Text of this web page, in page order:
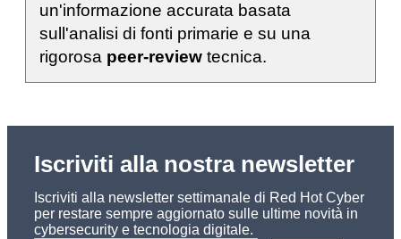
un'informazione accurata basata
sull'analisi di fonti primarie e su una
rigorosa peer-review tecnica.
Iscriviti alla nostra newsletter
Iscriviti alla newsletter settimanale di Red Hot Cyber
per restare sempre aggiornato sulle ultime novità in
cybersecurity e tecnologia digitale.